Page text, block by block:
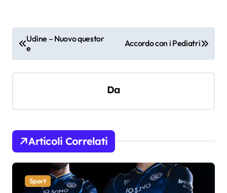
v
z
i
o
Udine – Nuovo questor
e
Accordo con i Pediatri
Da
Articoli Correlati
Sport